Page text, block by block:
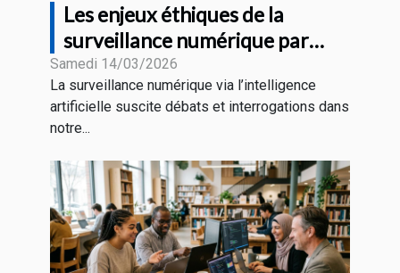
Les enjeux éthiques de la
surveillance numérique par
l'intelligence artificielle
Samedi 14/03/2026
La surveillance numérique via l’intelligence
artificielle suscite débats et interrogations dans
notre...